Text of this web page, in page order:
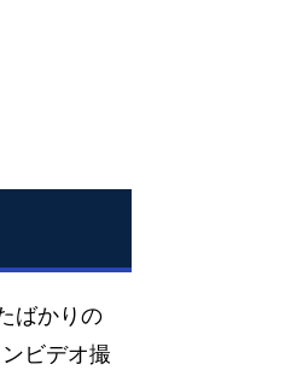
ばかりの
ビデオ撮